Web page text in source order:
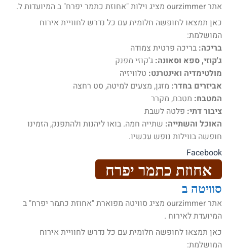
אתר ourzimmer מציג וילות "אחוזת כתמר יפרח" ב המיועדות ל.
כאן תמצאו לחופשה חלומית עם כל נדרש לחוויית אירוח
המושלמת:
בריכה: בריכה פרטית צמודה
ג'קוזי, ספא וסאונה: ג'קוזי מפנק
מולטימדיה ואינטרנט: טלוויזיה
אביזרים בחדר: מזגן, מצעים למיטה, סט רחצה
המטבח: מטבח, מקרר
ציבור דתי: פלטה לשבת
האוכל והשתייה: שתייה חמה. בואו ליהנות ולהתפנק, הזמינו
חופשה בווילות נופש עכשיו.
Facebook
אחוזת כתמר יפרח
סוויטה ב
אתר ourzimmer מציג סוויטה מפוארת "אחוזת כתמר יפרח" ב
המיועדת לאירוח .
כאן תמצאו לחופשה חלומית עם כל נדרש לחוויית אירוח
המושלמת: